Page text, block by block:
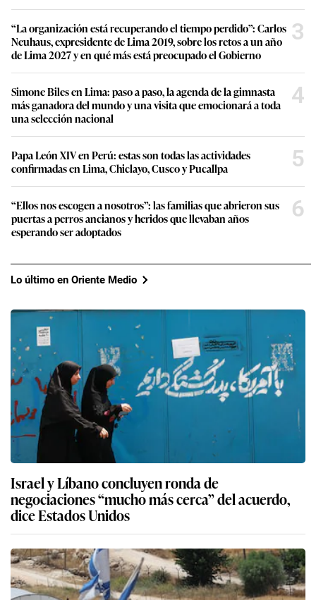
“La organización está recuperando el tiempo perdido”: Carlos
Neuhaus, expresidente de Lima 2019, sobre los retos a un año
de Lima 2027 y en qué más está preocupado el Gobierno
3
Simone Biles en Lima: paso a paso, la agenda de la gimnasta
más ganadora del mundo y una visita que emocionará a toda
una selección nacional
4
Papa León XIV en Perú: estas son todas las actividades
confirmadas en Lima, Chiclayo, Cusco y Pucallpa
5
“Ellos nos escogen a nosotros”: las familias que abrieron sus
puertas a perros ancianos y heridos que llevaban años
esperando ser adoptados
6
Lo último en Oriente Medio
Israel y Líbano concluyen ronda de
negociaciones “mucho más cerca” del acuerdo,
dice Estados Unidos